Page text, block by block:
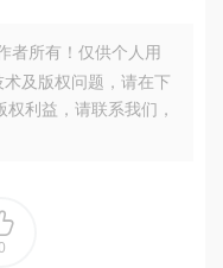
者所有！仅供个人用
及版权问题，请在下
利益，请联系我们，